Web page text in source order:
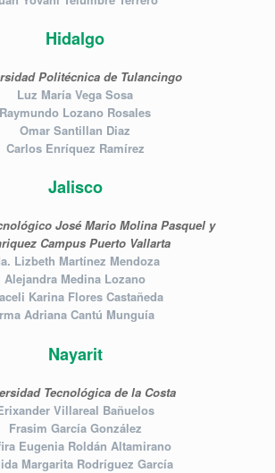
Hidalgo
Politécnica de Tulancingo
Luz María Vega Sosa
Raymundo Lozano Rosales
Omar Santillan Diaz
Carlos Enríquez Ramírez
Jalisco
José Mario Molina Pasquel y
Campus Puerto Vallarta
Lizbeth Martínez Mendoza
Alejandra Medina Lozano
Karina Flores Castañeda
Adriana Cantú Munguía
Nayarit
Tecnológica de la Costa
Villareal Bañuelos
Frasim García González
Eugenia Roldán Altamirano
Margarita Rodríguez García